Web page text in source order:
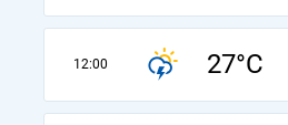
12:00 27°C